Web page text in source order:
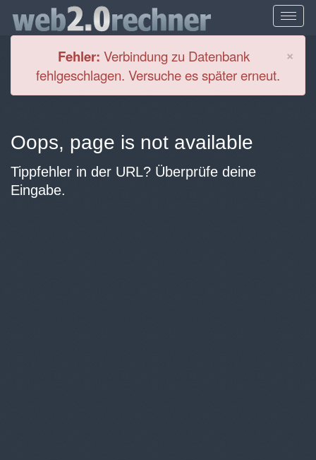
×
Fehler: Verbindung zu Datenbank
fehlgeschlagen. Versuche es später erneut.
Oops, page is not available
Tippfehler in der URL? Überprüfe deine
Eingabe.